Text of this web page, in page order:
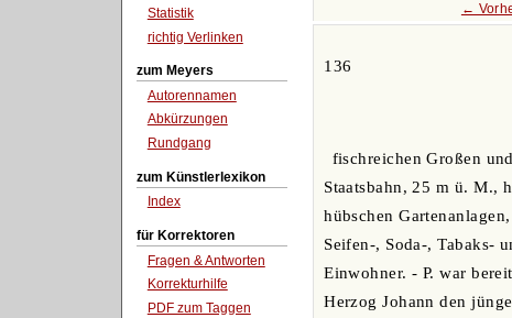
Statistik
richtig Verlinken
zum Meyers
Autorennamen
Abkürzungen
Rundgang
zum Künstlerlexikon
Index
für Korrektoren
Fragen & Antworten
Korrekturhilfe
PDF zum Taggen
←
136
fischreichen Großen
Staatsbahn, 25 m ü. M.,
hübschen
Seifen-, Soda-, Tabaks-
Einwohner. - P. war
Herzog Johann den